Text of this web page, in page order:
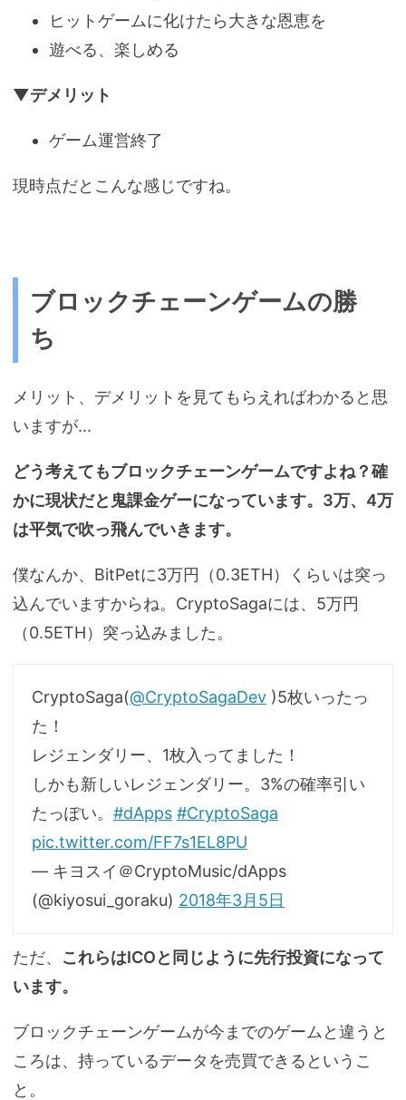
ヒットゲームに化けたら大きな恩恵を
遊べる、楽しめる
▼デメリット
ゲーム運営終了
現時点だとこんな感じですね。
ブロックチェーンゲームの勝
ち
メリット、デメリットを見てもらえればわかると思
いますが...
どう考えてもブロックチェーンゲームですよね？確
かに現状だと鬼課金ゲーになっています。3万、4万
は平気で吹っ飛んでいきます。
僕なんか、BitPetに3万円（0.3ETH）くらいは突っ
込んでいますからね。CryptoSagaには、5万円
（0.5ETH）突っ込みました。
CryptoSaga(@CryptoSagaDev )5枚いったっ
た！
レジェンダリー、1枚入ってました！
しかも新しいレジェンダリー。3%の確率引い
たっぽい。 #dApps #CryptoSaga
pic.twitter.com/FF7s1EL8PU
— キヨスイ＠CryptoMusic/dApps
(@kiyosui_goraku) 2018年3月5日
ただ、 これらはICOと同じように先行投資になって
います。
ブロックチェーンゲームが今までのゲームと違うと
ころは、持っているデータを売買できるというこ
と。